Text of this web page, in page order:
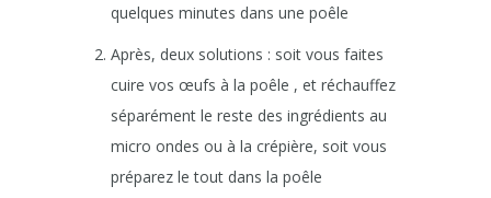
quelques minutes dans une poêle
Après, deux solutions : soit vous faites
cuire vos œufs à la poêle , et réchauffez
séparément le reste des ingrédients au
micro ondes ou à la crépière, soit vous
préparez le tout dans la poêle